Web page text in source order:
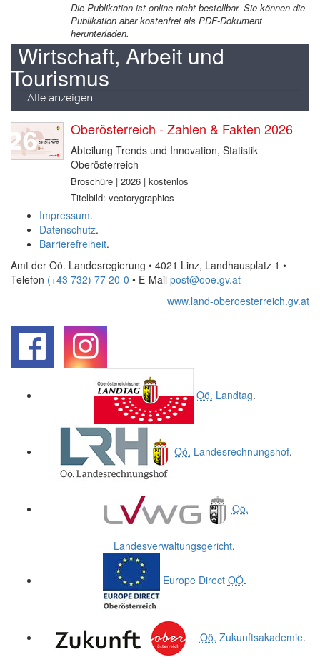
Die Publikation ist online nicht bestellbar. Sie können die
Publikation aber kostenfrei als PDF-Dokument
herunterladen.
Wirtschaft, Arbeit und
Tourismus
Alle anzeigen
Oberösterreich - Zahlen & Fakten 2026
Abteilung Trends und Innovation, Statistik
Oberösterreich
Broschüre | 2026 | kostenlos
Titelbild: vectorygraphics
Impressum.
Datenschutz.
Barrierefreiheit.
Amt der Oö. Landesregierung • 4021 Linz, Landhausplatz 1 •
Telefon (+43 732) 77 20-0 • E-Mail post@ooe.gv.at
www.land-oberoesterreich.gv.at
Oö. Landtag.
Oö. Landesrechnungshof.
Oö.
Landesverwaltungsgericht.
Europe Direct OÖ.
Oö. Zukunftsakademie.